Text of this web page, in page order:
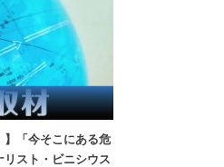
】「今そこにある危
スト・ビニシウス